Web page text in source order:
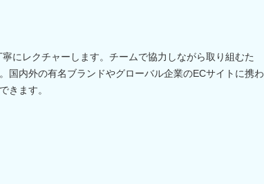
にレクチャーします。チームで協力しながら取り組むた
国内外の有名ブランドやグローバル企業のECサイトに携わ
きます。